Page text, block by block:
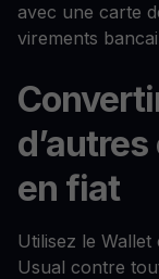
avec une carte
virements
en fiat
Utilisez le
Usual contre